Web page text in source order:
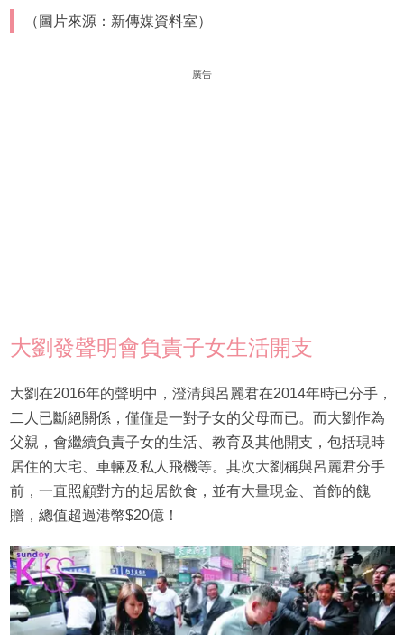
（圖片來源：新傳媒資料室）
廣告
大劉發聲明會負責子女生活開支
大劉在2016年的聲明中，澄清與呂麗君在2014年時已分手，
二人已斷絕關係，僅僅是一對子女的父母而已。而大劉作為
父親，會繼續負責子女的生活、教育及其他開支，包括現時
居住的大宅、車輛及私人飛機等。其次大劉稱與呂麗君分手
前，一直照顧對方的起居飲食，並有大量現金、首飾的餽
贈，總值超過港幣$20億！